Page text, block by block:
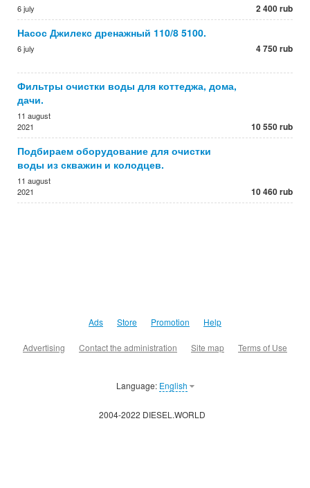
6 july 2 400 rub
Насос Джилекс дренажный 110/8 5100.
6 july 4 750 rub
Фильтры очистки воды для коттеджа, дома,
дачи.
11 august
2021
10 550 rub
Подбираем оборудование для очистки
воды из скважин и колодцев.
11 august
2021
10 460 rub
Ads Store Promotion Help
Advertising Contact the administration Site map Terms of Use
Language: English
2004-2022 DIESEL.WORLD